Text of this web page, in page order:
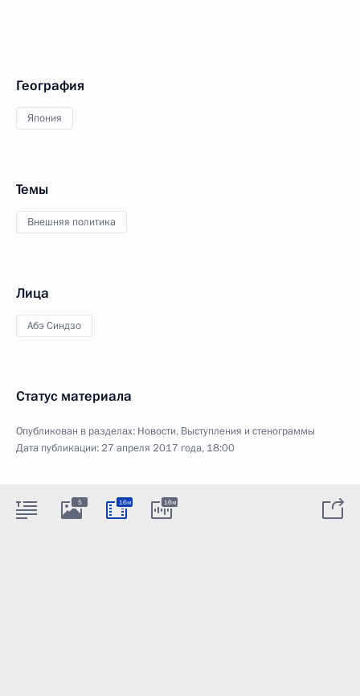
География
Япония
Темы
Внешняя политика
Лица
Абэ Синдзо
Статус материала
Опубликован в разделах: Новости, Выступления и стенограммы
Дата публикации:27 апреля 2017 года, 18:00
5 16м 16м